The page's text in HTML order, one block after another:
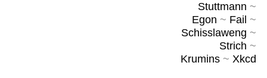
Stuttmann ~
Egon ~ Fail ~
Schisslaweng ~
Strich ~
Krumins~ Xkcd